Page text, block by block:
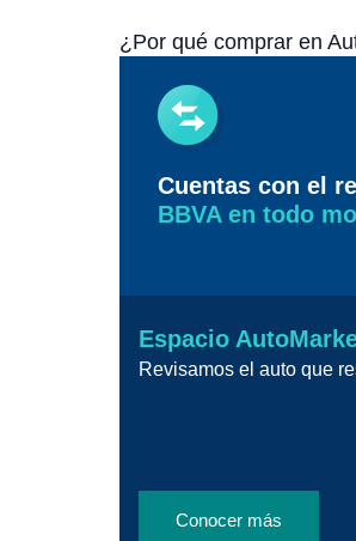
¿Por qué comprar en
Cuentas con el
BBVA en todo
Espacio
Revisamos el auto que
Conocer más